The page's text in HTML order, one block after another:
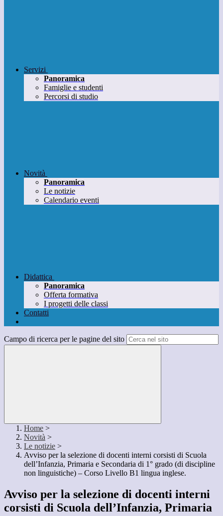
Servizi
Panoramica
Famiglie e studenti
Percorsi di studio
Novità
Panoramica
Le notizie
Calendario eventi
Didattica
Panoramica
Offerta formativa
I progetti delle classi
Contatti
Campo di ricerca per le pagine del sito
Home >
Novità >
Le notizie >
Avviso per la selezione di docenti interni corsisti di Scuola
dell’Infanzia, Primaria e Secondaria di 1° grado (di discipline
non linguistiche) – Corso Livello B1 lingua inglese.
Avviso per la selezione di docenti interni
corsisti di Scuola dell’Infanzia, Primaria